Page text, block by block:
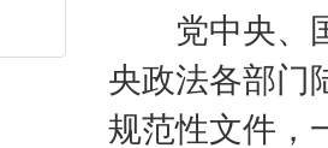
党中央、国
央政法各部门
规范性文件，